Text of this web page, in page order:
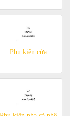
Phụ kiện cửa